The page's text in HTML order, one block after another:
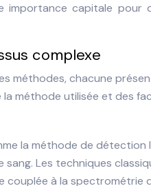
capitale pour
complexe
méthodes, chacune
méthode utilisée et des
la méthode de détection
Les techniques
couplée à la spectrométrie